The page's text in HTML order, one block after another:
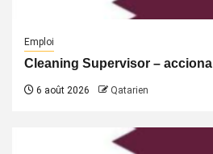
Emploi
Cleaning Supervisor – acciona
6 août 2026 Qatarien